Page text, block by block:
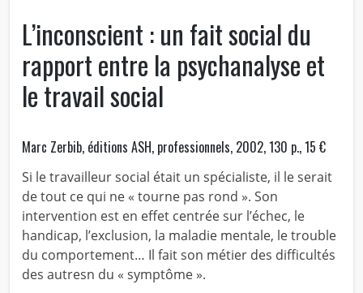
L’inconscient : un fait social du
rapport entre la psychanalyse et
le travail social
Marc Zerbib, éditions ASH, professionnels, 2002, 130 p., 15 €
Si le travailleur social était un spécialiste, il le serait
de tout ce qui ne « tourne pas rond ». Son
intervention est en effet centrée sur l’échec, le
handicap, l’exclusion, la maladie mentale, le trouble
du comportement… Il fait son métier des difficultés
des autresn du « symptôme ».